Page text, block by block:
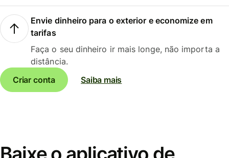
Envie dinheiro para o exterior e economize em
tarifas
Faça o seu dinheiro ir mais longe, não importa a
distância.
Criar conta
Saiba mais